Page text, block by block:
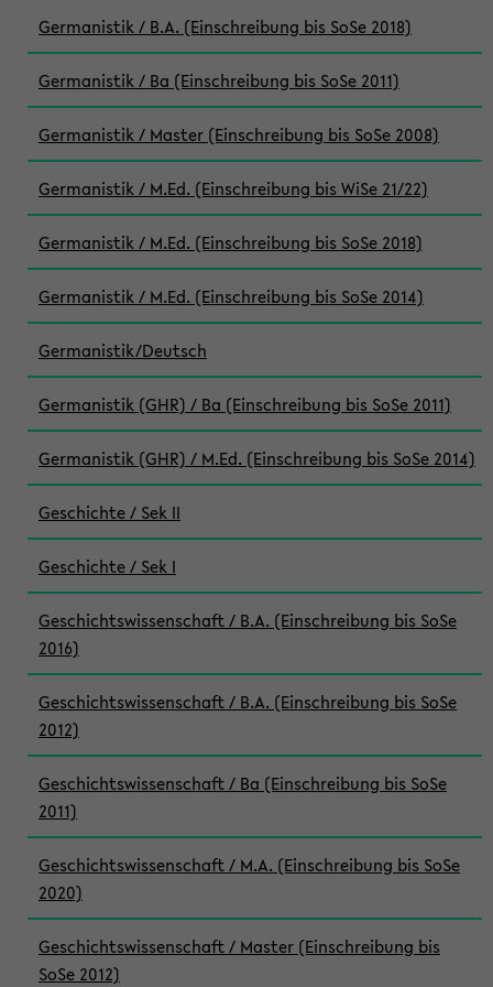
Germanistik / B.A. (Einschreibung bis SoSe 2018)
Germanistik / Ba (Einschreibung bis SoSe 2011)
Germanistik / Master (Einschreibung bis SoSe 2008)
Germanistik / M.Ed. (Einschreibung bis WiSe 21/22)
Germanistik / M.Ed. (Einschreibung bis SoSe 2018)
Germanistik / M.Ed. (Einschreibung bis SoSe 2014)
Germanistik/Deutsch
Germanistik (GHR) / Ba (Einschreibung bis SoSe 2011)
Germanistik (GHR) / M.Ed. (Einschreibung bis SoSe 2014)
Geschichte / Sek II
Geschichte / Sek I
Geschichtswissenschaft / B.A. (Einschreibung bis SoSe
2016)
Geschichtswissenschaft / B.A. (Einschreibung bis SoSe
2012)
Geschichtswissenschaft / Ba (Einschreibung bis SoSe
2011)
Geschichtswissenschaft / M.A. (Einschreibung bis SoSe
2020)
Geschichtswissenschaft / Master (Einschreibung bis
SoSe 2012)